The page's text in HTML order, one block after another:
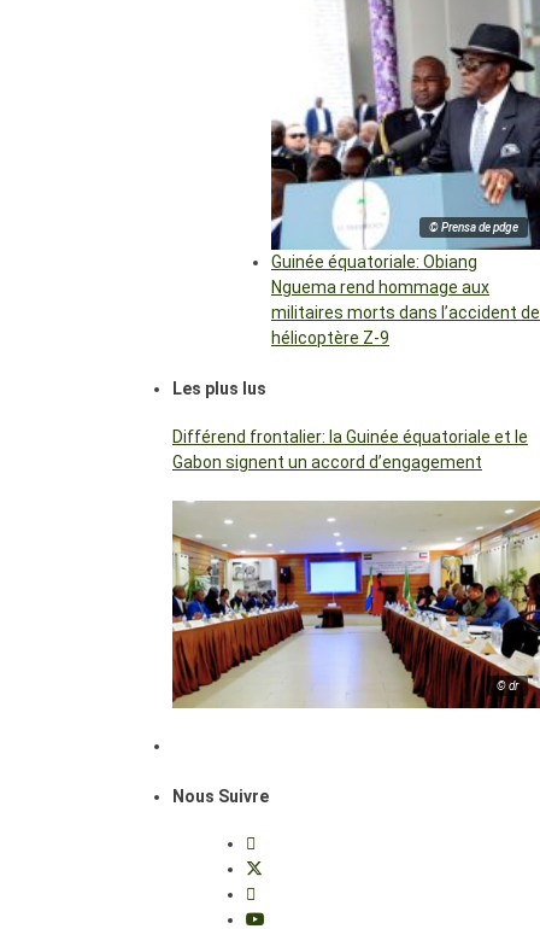
© Prensa de pdge
Guinée équatoriale: Obiang
Nguema rend hommage aux
militaires morts dans l’accident de
hélicoptère Z-9
Les plus lus
Différend frontalier: la Guinée équatoriale et le
Gabon signent un accord d’engagement
© dr
Nous Suivre